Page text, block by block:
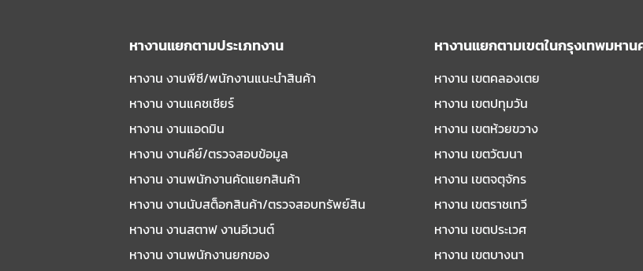
หางานแยกตามประเภทงาน
หางาน งานพีซี/พนักงานแนะนําสินค้า
หางาน งานแคชเชียร์
หางาน งานแอดมิน
หางาน งานคีย์/ตรวจสอบข้อมูล
หางาน งานพนักงานคัดแยกสินค้า
หางาน งานนับสต็อกสินค้า/ตรวจสอบทรัพย์สิน
หางาน งานสตาฟ งานอีเวนต์
หางาน งานพนักงานยกของ
หางานแยกตามเขตในกรุงเทพมหาน
หางาน เขตคลองเตย
หางาน เขตปทุมวัน
หางาน เขตห้วยขวาง
หางาน เขตวัฒนา
หางาน เขตจตุจักร
หางาน เขตราชเทวี
หางาน เขตประเวศ
หางาน เขตบางนา